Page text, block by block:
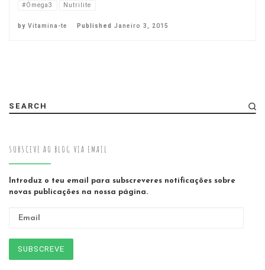
#Ómega3 Nutrilite
by Vitamina-te Published Janeiro 3, 2015
SEARCH
SUBSCEVE AO BLOG VIA EMAIL
Introduz o teu email para subscreveres notificações sobre
novas publicações na nossa página.
SUBSCREVE